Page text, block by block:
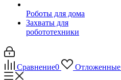
Роботы для дома
Захваты для
робототехники
Сравнение0 Отложенные